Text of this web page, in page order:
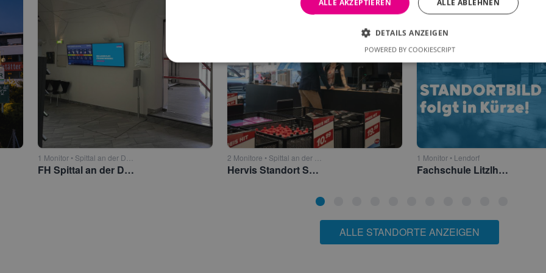
FH Spittal an der Drau Hervis Standort Spittal an der Drau
1 Monitor • Lendorf
Fachschule Litzlhof-Landwirtschaft (LFS) Spittal
ALLE STANDORTE ANZEIGEN
ALLE AKZEPTIEREN ALLE ABLEHNEN
DETAILS ANZEIGEN
POWERED BY COOKIESCRIPT